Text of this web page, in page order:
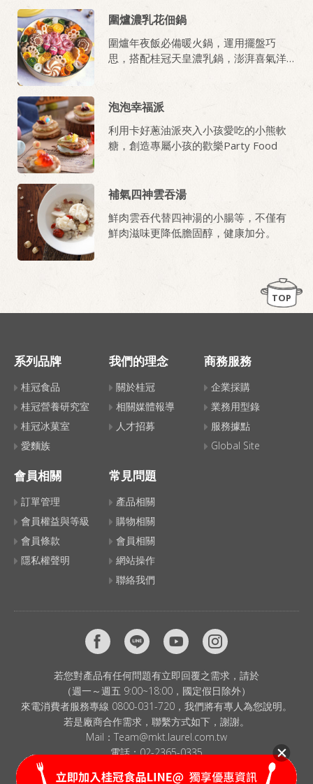
圍爐濃乳花佃鍋
圍爐年夜飯必備暖火鍋，運用擺盤巧
思，搭配桂冠天皇濃乳鍋，澎湃喜氣洋
泡泡幸福派
利用卡好蔥油派夾入小孩愛吃的小熊軟
糖，創造專屬小孩的歡樂Party Food
補氣四神雲吞湯
鮮肉雲吞代替四神湯的小腸等，不僅有
鮮肉滋味更降低膽固醇，健康加分。
TOP
系列品牌
桂冠食品
桂冠營養研究室
桂冠冰菓室
愛麵族
我們的理念
關於桂冠
相關媒體報導
人才招募
商務服務
企業採購
業務用型錄
服務據點
Global Site
會員相關
訂單管理
會員權益與等級
會員條款
隱私權聲明
常見問題
產品相關
購物相關
會員相關
網站操作
聯絡我們
若您對產品有任何問題有立即回覆之需求，請於
（週一～週五 9:00~18:00，國定假日除外）
來電消費者服務專線 0800-031-720，我們將有專人為您說明。
若是廠商合作需求，聯繫方式如下，謝謝。
Mail： Team@mkt.laurel.com.tw
電話：02-2365-0335
© 2024 LAUREL CORP. All Rights Reserved.